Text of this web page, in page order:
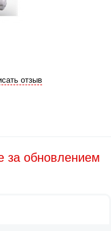
отзыв
за обновлением